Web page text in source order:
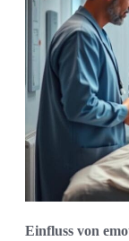
Einfluss von